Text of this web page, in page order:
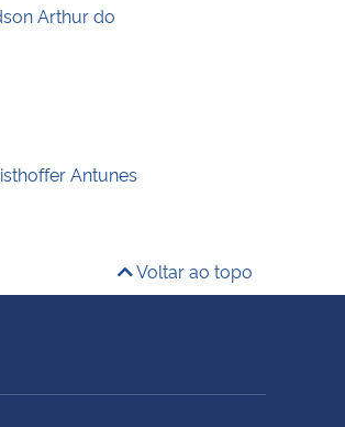
Arthur do
Antunes
Voltar ao topo